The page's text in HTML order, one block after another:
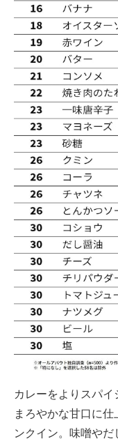
カレーをよりスパイ
まろやかな甘口に
ンクイン。味噌やだ